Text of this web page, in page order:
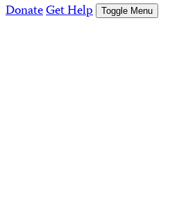
DonateGet Help Toggle Menu